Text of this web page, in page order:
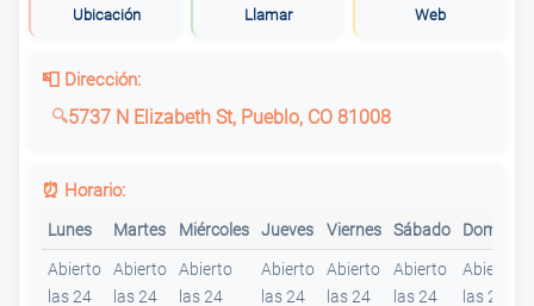
Ubicación Llamar Web
📮 Dirección:
5737 N Elizabeth St, Pueblo, CO 81008
⏰ Horario:
Lunes Martes Miércoles Jueves Viernes Sábado Domingo
Abierto
las 24
Abierto
las 24
Abierto
las 24
Abierto
las 24
Abierto
las 24
Abierto
las 24
Abierto
las 24